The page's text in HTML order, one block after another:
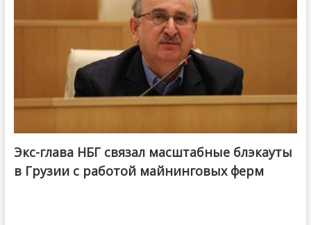
Экс-глава НБГ связал масштабные блэкауты
в Грузии с работой майнинговых ферм